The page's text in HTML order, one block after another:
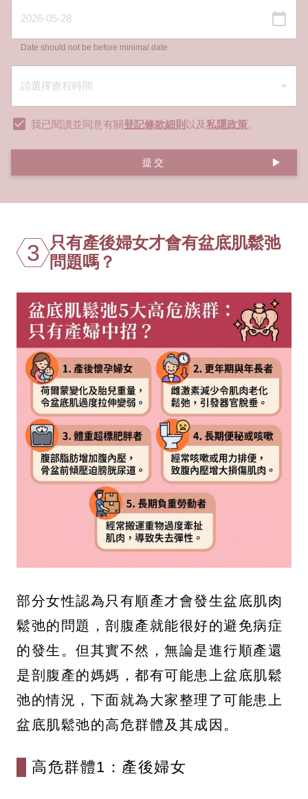
Date should not be before minimal date
我已閱讀並同意有關登記條款細則 以及私隱政策。
提交
3
只有產後婦女才會有盆底肌鬆弛
問題嗎？
部分女性認為只有順產才會發生盆底肌肉
鬆弛的問題，剖腹產就能很好的避免病症
的發生。但其實不然，無論是進行順產還
是剖腹產的媽媽，都有可能患上盆底肌鬆
弛的情況，下面就為大家整理了可能患上
盆底肌鬆弛的高危群體及其成因。
高危群體1：產後婦女